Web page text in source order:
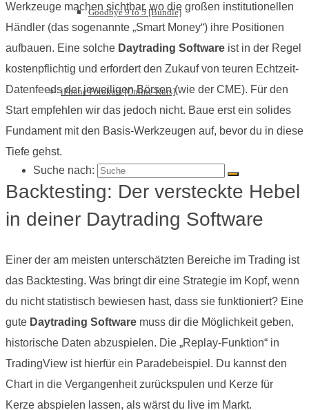
Goodbye 9 to 5 [Bundle]
iPhone Fotokurs [Online-Kurs]
Suche nach:
Werkzeuge machen sichtbar, wo die großen institutionellen
Händler (das sogenannte „Smart Money“) ihre Positionen
aufbauen. Eine solche Daytrading Software ist in der Regel
kostenpflichtig und erfordert den Zukauf von teuren Echtzeit-
Datenfeeds der jeweiligen Börsen (wie der CME). Für den
Start empfehlen wir das jedoch nicht. Baue erst ein solides
Fundament mit den Basis-Werkzeugen auf, bevor du in diese
Tiefe gehst.
Backtesting: Der versteckte Hebel
in deiner Daytrading Software
Einer der am meisten unterschätzten Bereiche im Trading ist
das Backtesting. Was bringt dir eine Strategie im Kopf, wenn
du nicht statistisch bewiesen hast, dass sie funktioniert? Eine
gute Daytrading Software muss dir die Möglichkeit geben,
historische Daten abzuspielen. Die „Replay-Funktion“ in
TradingView ist hierfür ein Paradebeispiel. Du kannst den
Chart in die Vergangenheit zurückspulen und Kerze für
Kerze abspielen lassen, als wärst du live im Markt.